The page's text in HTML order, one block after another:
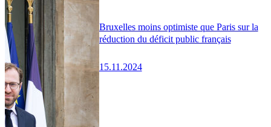
Bruxelles moins optimiste que Paris sur la
réduction du déficit public français
15.11.2024